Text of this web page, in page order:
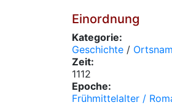
Einordnung
Kategorie:
Geschichte /
Zeit:
1112
Epoche:
Frühmittelalter /